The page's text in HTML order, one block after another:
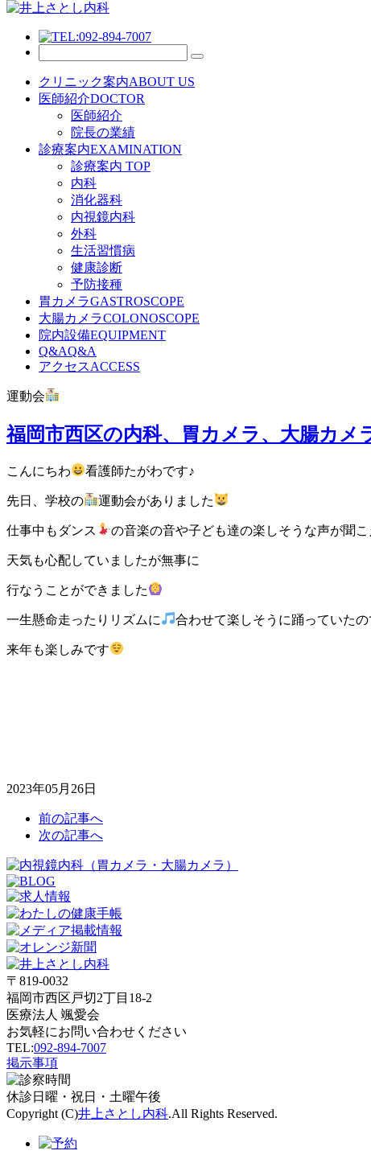
クリニック案内ABOUT US
医師紹介DOCTOR
医師紹介
院長の業績
診療案内EXAMINATION
診療案内 TOP
内科
消化器科
内視鏡内科
外科
生活習慣病
健康診断
予防接種
胃カメラGASTROSCOPE
大腸カメラCOLONOSCOPE
院内設備EQUIPMENT
Q&AQ&A
アクセスACCESS
運動会
福岡市西区の内科、胃カメラ、大腸カメ
こんにちわ 看護師たがわです♪
先日、学校の 運動会がありました
仕事中もダンス の音楽の音や子ども達の楽しそうな声が聞
天気も心配していましたが無事に
行なうことができました
一生懸命走ったりリズムに 合わせて楽しそうに踊っていた
来年も楽しみです
2023年05月26日
前の記事へ
次の記事へ
〒819-0032
福岡市西区戸切2丁目18-2
医療法人 颯愛会
お気軽にお問い合わせください
TEL:092-894-7007
掲示事項
休診 日曜・祝日・土曜午後
Copyright (C)井上さとし内科.All Rights Reserved.